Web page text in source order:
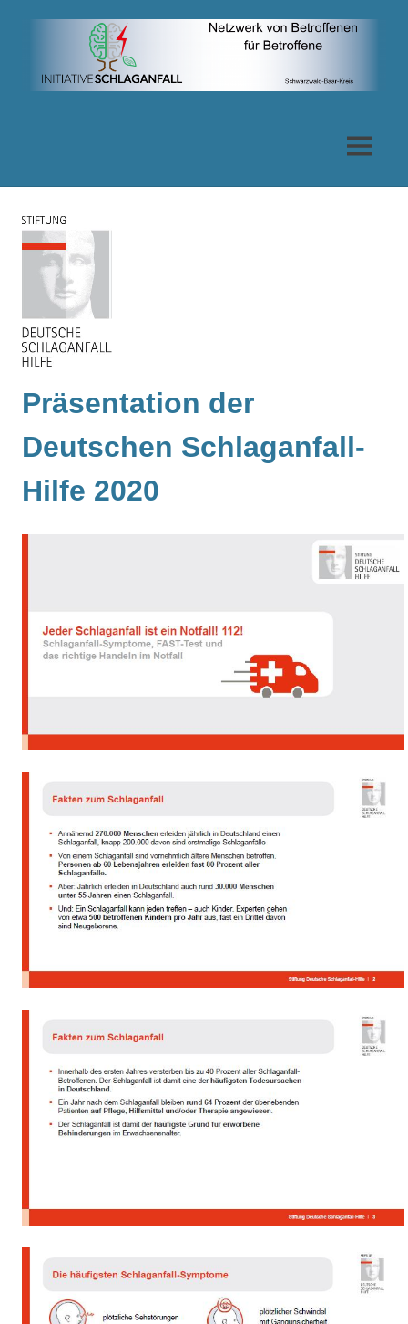
für
Betroffene
MENÜ
Präsentation der
Deutschen Schlaganfall-
Hilfe 2020